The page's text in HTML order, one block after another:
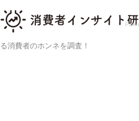
る消費者のホンネを調査！